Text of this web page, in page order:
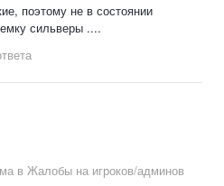
поэтому не в состоянии
сильверы ....
в Жалобы на игроков/админов